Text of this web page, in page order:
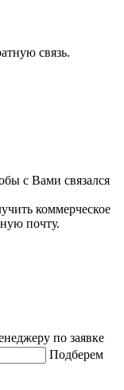
связь.
с Вами связался
коммерческое
почту.
по заявке
Подберем